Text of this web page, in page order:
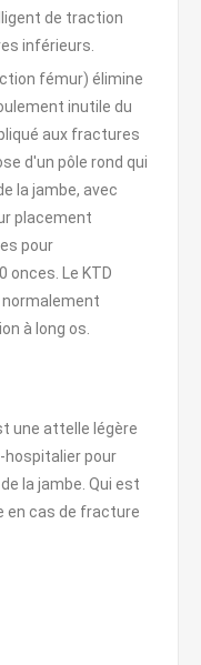
de traction
inférieurs.
fémur) élimine
inutile du
aux fractures
d'un pôle rond qui
la jambe, avec
placement
pour
onces. Le KTD
à long os.
une attelle légère
hospitalier pour
la jambe. Qui est
en cas de fracture